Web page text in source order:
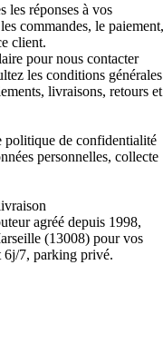
les réponses à vos
commandes, le paiement,
client.
pour nous contacter
les conditions générales
livraisons, retours et
politique de confidentialité
personnelles, collecte
agréé depuis 1998,
(13008) pour vos
6j/7, parking privé.